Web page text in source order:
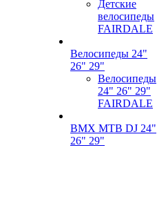
Детские
велосипеды
FAIRDALE
Велосипеды 24"
26" 29"
Велосипеды
24" 26" 29"
FAIRDALE
BMX MTB DJ 24"
26" 29"